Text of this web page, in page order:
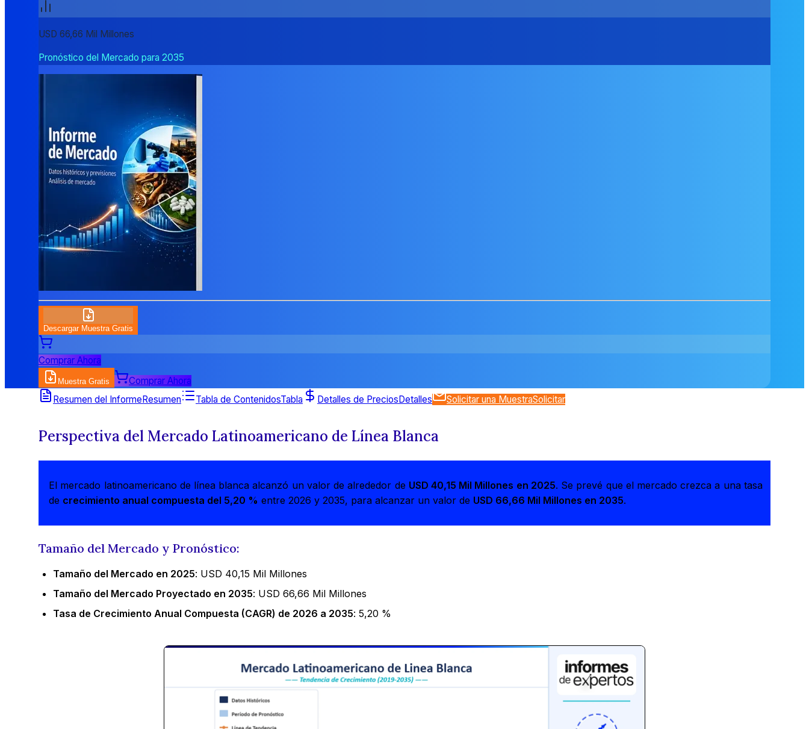
USD 66,66 Mil Millones
Pronóstico del Mercado para 2035
Descargar Muestra Gratis
Comprar Ahora
Muestra Gratis
Comprar Ahora
Resumen del InformeResumen Tabla de ContenidosTabla Detalles de PreciosDetalles Solicitar una MuestraSolicitar
Perspectiva del Mercado Latinoamericano de Línea Blanca
El mercado latinoamericano de línea blanca alcanzó un valor de alrededor de USD 40,15 Mil Millones en 2025. Se prevé que el mercado crezca a una tasa
de crecimiento anual compuesta del 5,20 % entre 2026 y 2035, para alcanzar un valor de USD 66,66 Mil Millones en 2035.
Tamaño del Mercado y Pronóstico:
Tamaño del Mercado en 2025: USD 40,15 Mil Millones
Tamaño del Mercado Proyectado en 2035: USD 66,66 Mil Millones
Tasa de Crecimiento Anual Compuesta (CAGR) de 2026 a 2035: 5,20 %